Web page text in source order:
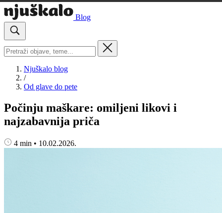
Blog
Njuškalo blog
/
Od glave do pete
Počinju maškare: omiljeni likovi i
najzabavnija priča
4 min • 10.02.2026.